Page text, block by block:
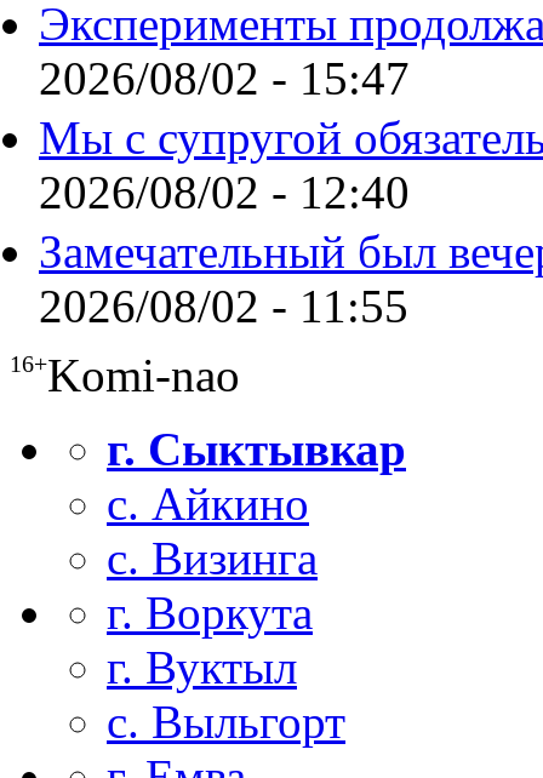
Эксперименты
2026/08/02 - 15:47
Мы с супругой
2026/08/02 - 12:40
Замечательный был
2026/08/02 - 11:55
16+Komi-nao
г. Сыктывкар
с. Айкино
с. Визинга
г. Воркута
г. Вуктыл
с. Выльгорт